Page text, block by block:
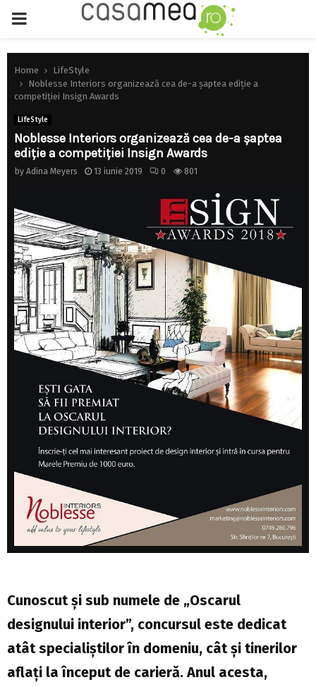
PRIMARY
MENU
Home
LifeStyle
Noblesse Interiors organizează cea de-a șaptea ediție a
competiției Insign Awards
LifeStyle
Noblesse Interiors organizează cea de-a șaptea
ediție a competiției Insign Awards
by Adina Meyers 13 iunie 2019 0 801
Cunoscut și sub numele de „Oscarul
designului interior”, concursul este dedicat
atât specialiștilor în domeniu, cât și tinerilor
aflați la început de carieră. Anul acesta,